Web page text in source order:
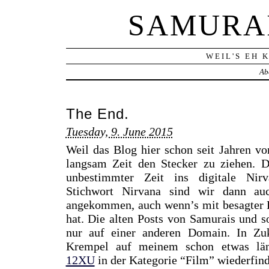
WEIL'S EH
The End.
Tuesday, 9. June 2015
Weil das Blog hier schon seit Jahren
langsam Zeit den Stecker zu ziehen.
unbestimmter Zeit ins digitale
Stichwort Nirvana sind wir dann
angekommen, auch wenn’s mit
hat. Die alten Posts von Samurais und
nur auf einer anderen Domain. In
Krempel auf meinem schon etwas
12XUin der Kategorie “Film”